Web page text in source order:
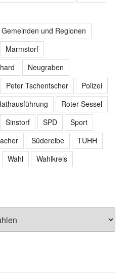
und Regionen
Marmstorf
Neugraben
Peter Tschentscher
Polizei
Roter Sessel
Sinstorf
SPD
Sport
Süderelbe
TUHH
Wahl
Wahlkreis